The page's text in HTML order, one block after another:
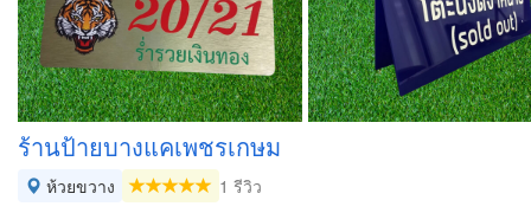
ร้านป้ายบางแคเพชรเกษม
ห้วยขวาง
1 รีวิว